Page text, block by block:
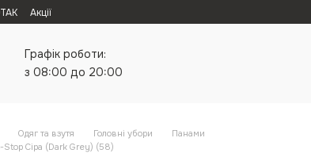
Акції
Графік роботи:
з 08:00 до 20:00
Одяг та взутя Головні убори
Панами
Сіра (Dark Grey) (58)